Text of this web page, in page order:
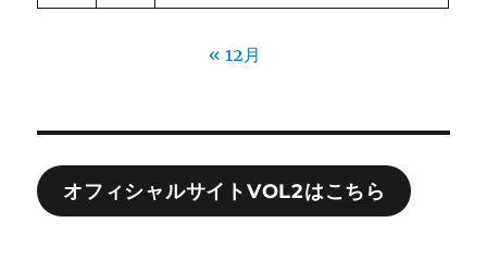
« 12月
オフィシャルサイトVOL2はこちら